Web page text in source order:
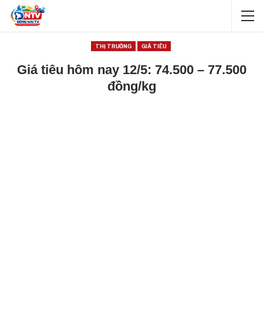
THỊ TRƯỜNG GIÁ TIÊU
Giá tiêu hôm nay 12/5: 74.500 – 77.500
đồng/kg